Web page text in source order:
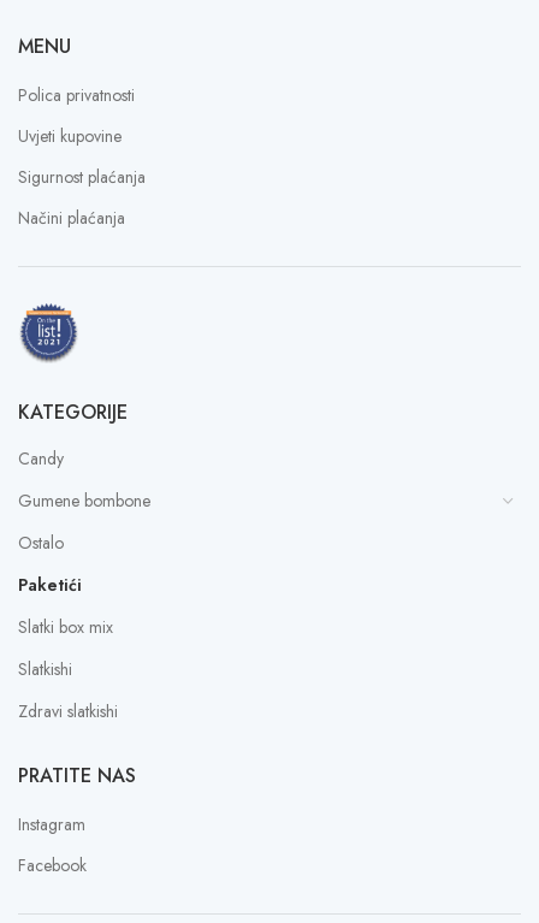
MENU
Polica privatnosti
Uvjeti kupovine
Sigurnost plaćanja
Načini plaćanja
KATEGORIJE
Candy
Gumene bombone
Ostalo
Paketići
Slatki box mix
Slatkishi
Zdravi slatkishi
PRATITE NAS
Instagram
Facebook